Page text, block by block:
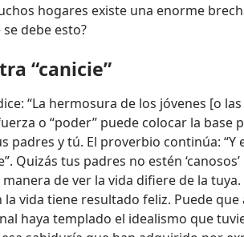
hogares existe una enorme
debe esto?
“canicie”
“La hermosura de los jóvenes [o
o “poder” puede colocar la base
padres y tú. El proverbio continúa: “Y
Quizás tus padres no estén
de ver la vida difiere de la
vida tiene resultado feliz. Puede que
haya templado el idealismo que